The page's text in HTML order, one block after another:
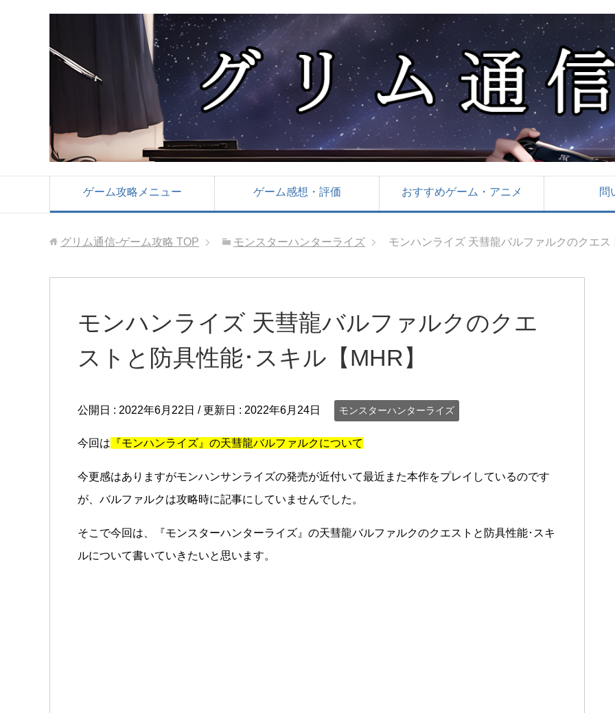
ゲーム攻略メニュー ゲーム感想・評価 おすすめゲーム・アニメ 問
グリム通信-ゲーム攻略 TOP モンスターハンターライズ モンハンライズ 天彗龍バルファルクのクエ
モンハンライズ 天彗龍バルファルクのクエ
ストと防具性能･スキル【MHR】
公開日 : 2022年6月22日 / 更新日 : 2022年6月24日 モンスターハンターライズ
今回は 『モンハンライズ』の天彗龍バルファルクについて
今更感はありますがモンハンサンライズの発売が近付いて最近また本作をプレイしているのです
が、バルファルクは攻略時に記事にしていませんでした。
そこで今回は、『モンスターハンターライズ』の天彗龍バルファルクのクエストと防具性能･スキ
ルについて書いていきたいと思います。